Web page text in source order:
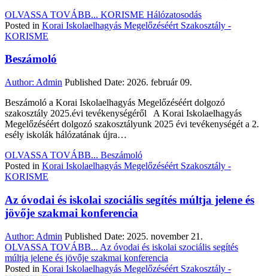
OLVASSA TOVÁBB... KORISME Hálózatosodás
Posted in Korai Iskolaelhagyás Megelőzéséért Szakosztály -
KORISME
Beszámoló
Author: Admin Published Date: 2026. február 09.
Beszámoló a Korai Iskolaelhagyás Megelőzéséért dolgozó
szakosztály 2025.évi tevékenységéről A Korai Iskolaelhagyás
Megelőzéséért dolgozó szakosztályunk 2025 évi tevékenységét a 2.
esély iskolák hálózatának újra…
OLVASSA TOVÁBB... Beszámoló
Posted in Korai Iskolaelhagyás Megelőzéséért Szakosztály -
KORISME
Az óvodai és iskolai szociális segítés múltja jelene és
jövője szakmai konferencia
Author: Admin Published Date: 2025. november 21.
OLVASSA TOVÁBB... Az óvodai és iskolai szociális segítés
múltja jelene és jövője szakmai konferencia
Posted in Korai Iskolaelhagyás Megelőzéséért Szakosztály -